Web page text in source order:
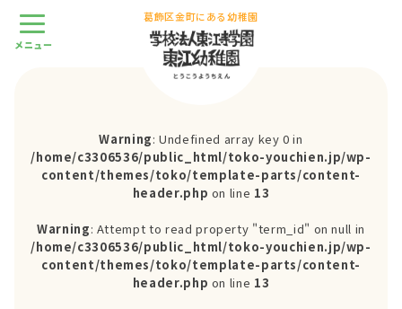
葛飾区金町にある幼稚園
Warning: Undefined array key 0 in
/home/c3306536/public_html/toko-youchien.jp/wp-
content/themes/toko/template-parts/content-
header.php on line 13
Warning: Attempt to read property "term_id" on null in
/home/c3306536/public_html/toko-youchien.jp/wp-
content/themes/toko/template-parts/content-
header.php on line 13